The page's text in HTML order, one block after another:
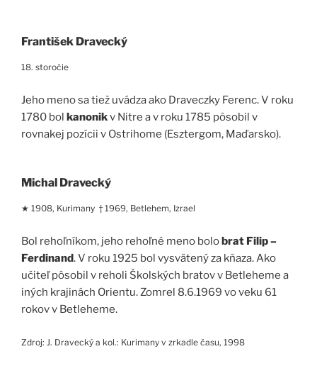
František Dravecký
18. storočie
Jeho meno sa tiež uvádza ako Draveczky Ferenc. V roku
1780 bol kanonikv Nitre a v roku 1785 pôsobil v
rovnakej pozícii v Ostrihome (Esztergom, Maďarsko).
Michal Dravecký
★ 1908, Kurimany † 1969, Betlehem, Izrael
Bol rehoľníkom, jeho rehoľné meno bolobrat Filip –
Ferdinand. V roku 1925 bol vysvätený za kňaza. Ako
učiteľ pôsobil v reholi Školských bratov v Betleheme a
iných krajinách Orientu. Zomrel 8.6.1969 vo veku 61
rokov v Betleheme.
Zdroj: J. Dravecký a kol.: Kurimany v zrkadle času, 1998